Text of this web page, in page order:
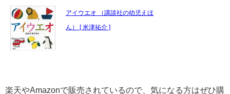
アイウエオ （講談社の幼児えほ
ん） [ 米津祐介 ]
楽天やAmazonで販売されているので、気になる方はぜひ購